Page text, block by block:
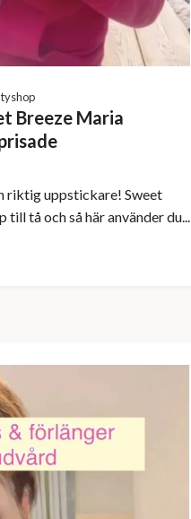
Breeze Maria
riktig uppstickare! Sweet
tå och så här använder du...